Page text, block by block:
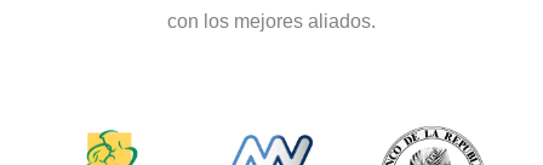
con los mejores aliados.